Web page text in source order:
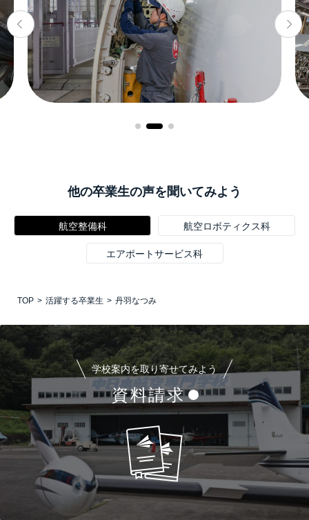
他の卒業生の声を聞いてみよう
航空整備科 航空ロボティクス科
エアポートサービス科
TOP 活躍する卒業生 丹羽なつみ
学校案内を取り寄せてみよう
資料請求